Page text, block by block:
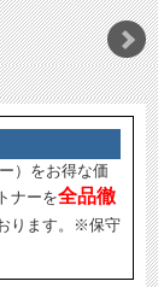
）をお得な価
ナーを全品徹
ります。※保守